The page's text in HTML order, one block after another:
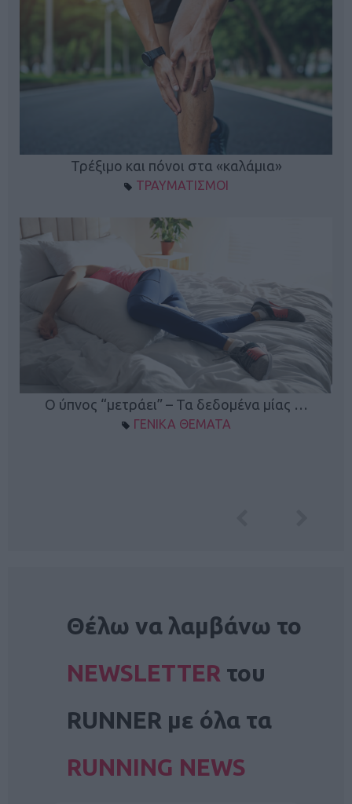
Τρέξιμο και πόνοι στα «καλάμια»
ΤΡΑΥΜΑΤΙΣΜΟΙ
Ο ύπνος “μετράει” – Τα δεδομένα μίας …
ΓΕΝΙΚΑ ΘΕΜΑΤΑ
Θέλω να λαμβάνω το
NEWSLETTER του
RUNNER με όλα τα
RUNNING NEWS